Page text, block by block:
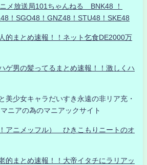
メ放送局101ちゃんねる BNK48 ！
！SGO48！GNZ48！STU48！SKE48
的まとめ速報！！ネット乞食DE2000万
ゲ男の髪ってるまとめ速報！！激しくハ
美少女キャラだいすき永遠の非リア充・
ニアの為のマニアックサイト
アニメッフル） ひきこもりニートのオ
的まとめ速報！！大帝イタチにラリアッ